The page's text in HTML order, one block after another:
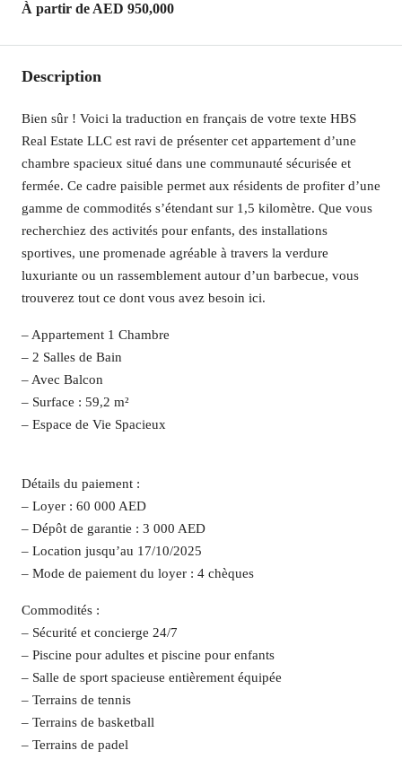
À partir de AED 950,000
Description
Bien sûr ! Voici la traduction en français de votre texte HBS
Real Estate LLC est ravi de présenter cet appartement d’une
chambre spacieux situé dans une communauté sécurisée et
fermée. Ce cadre paisible permet aux résidents de profiter d’une
gamme de commodités s’étendant sur 1,5 kilomètre. Que vous
recherchiez des activités pour enfants, des installations
sportives, une promenade agréable à travers la verdure
luxuriante ou un rassemblement autour d’un barbecue, vous
trouverez tout ce dont vous avez besoin ici.
– Appartement 1 Chambre
– 2 Salles de Bain
– Avec Balcon
– Surface : 59,2 m²
– Espace de Vie Spacieux
Détails du paiement :
– Loyer : 60 000 AED
– Dépôt de garantie : 3 000 AED
– Location jusqu’au 17/10/2025
– Mode de paiement du loyer : 4 chèques
Commodités :
– Sécurité et concierge 24/7
– Piscine pour adultes et piscine pour enfants
– Salle de sport spacieuse entièrement équipée
– Terrains de tennis
– Terrains de basketball
– Terrains de padel